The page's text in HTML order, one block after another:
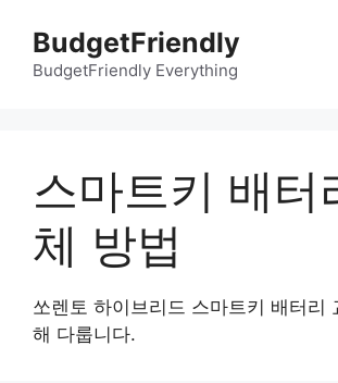
BudgetFriendly
BudgetFriendly Everything
스마트키 배터
체 방법
쏘렌토 하이브리드 스마트키 배터리
해 다룹니다.